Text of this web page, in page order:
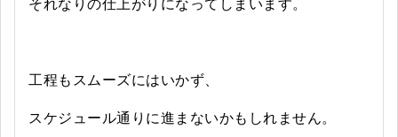
それなりの仕上がりになってしまいます。
工程もスムーズにはいかず、
スケジュール通りに進まないかもしれません。